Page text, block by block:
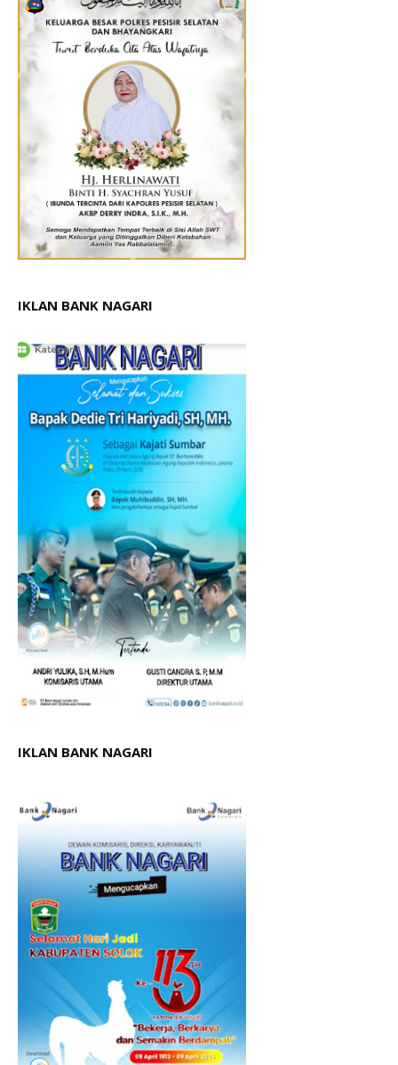
IKLAN BANK NAGARI
IKLAN BANK NAGARI